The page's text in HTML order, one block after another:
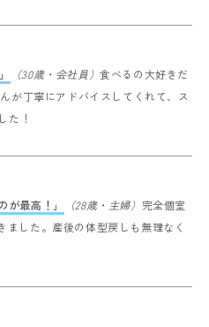
（30歳・会社員）食べるの大好きだ
が丁寧にアドバイスしてくれて、ス
た！
が最高！」 （28歳・主婦） 完全個室
した。産後の体型戻しも無理なく